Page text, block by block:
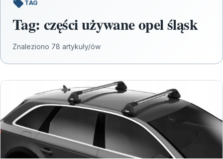
TAG
Tag: części używane opel śląsk
Znaleziono 78 artykuły/ów